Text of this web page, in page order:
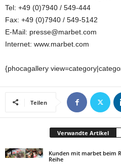
Tel: +49 (0)7940 / 549-444
Fax: +49 (0)7940 / 549-5142
E-Mail: presse@marbet.com
Internet: www.marbet.com
{phocagallery
Teilen
Verwandte Artikel
Kunden mit marbet beim
Reihe